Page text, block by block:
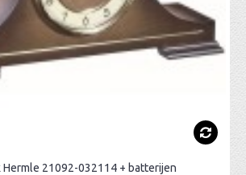
Hermle 21092-032114 + batterijen